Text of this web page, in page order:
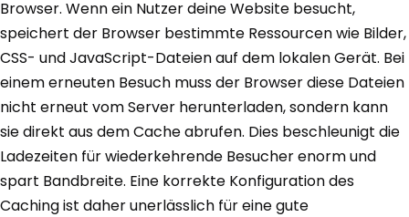
Browser. Wenn ein Nutzer deine Website besucht,
speichert der Browser bestimmte Ressourcen wie Bilder,
CSS- und JavaScript-Dateien auf dem lokalen Gerät. Bei
einem erneuten Besuch muss der Browser diese Dateien
nicht erneut vom Server herunterladen, sondern kann
sie direkt aus dem Cache abrufen. Dies beschleunigt die
Ladezeiten für wiederkehrende Besucher enorm und
spart Bandbreite. Eine korrekte Konfiguration des
Caching ist daher unerlässlich für eine gute